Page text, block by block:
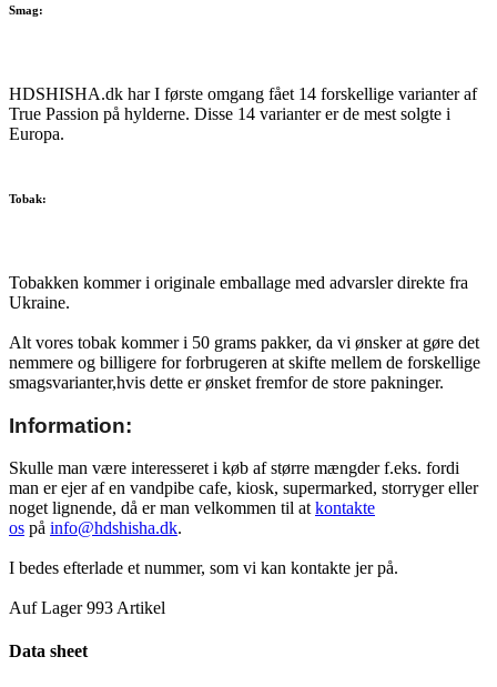
Smag:
HDSHISHA.dk har I første omgang fået 14 forskellige varianter af
True Passion på hylderne. Disse 14 varianter er de mest solgte i
Europa.
Tobak:
Tobakken kommer i originale emballage med advarsler direkte fra
Ukraine.
Alt vores tobak kommer i 50 grams pakker, da vi ønsker at gøre det
nemmere og billigere for forbrugeren at skifte mellem de forskellige
smagsvarianter,hvis dette er ønsket fremfor de store pakninger.
Information:
Skulle man være interesseret i køb af større mængder f.eks. fordi
man er ejer af en vandpibe cafe, kiosk, supermarked, storryger eller
noget lignende, då er man velkommen til at kontakte
os på info@hdshisha.dk.
I bedes efterlade et nummer, som vi kan kontakte jer på.
Auf Lager 993 Artikel
Data sheet